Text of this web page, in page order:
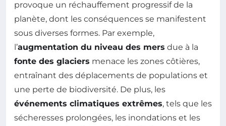
provoque un réchauffement progressif de la
planète, dont les conséquences se manifestent
sous diverses formes. Par exemple,
l’augmentation du niveau des mers due à la
fonte des glaciers menace les zones côtières,
entraînant des déplacements de populations et
une perte de biodiversité. De plus, les
événements climatiques extrêmes, tels que les
sécheresses prolongées, les inondations et les